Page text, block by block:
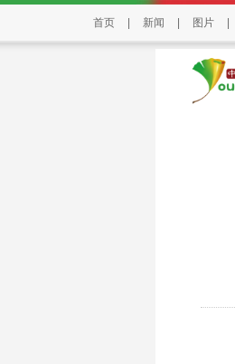
首页 新闻 图片